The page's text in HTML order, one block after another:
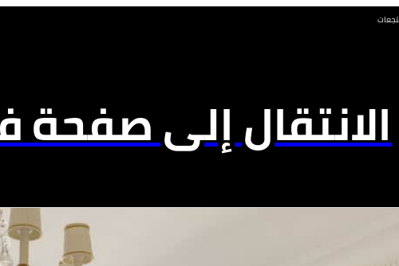
الانتقال إلى صفحة